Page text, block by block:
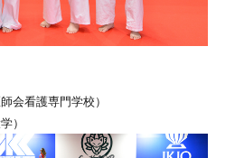
会看護専門学校）
）